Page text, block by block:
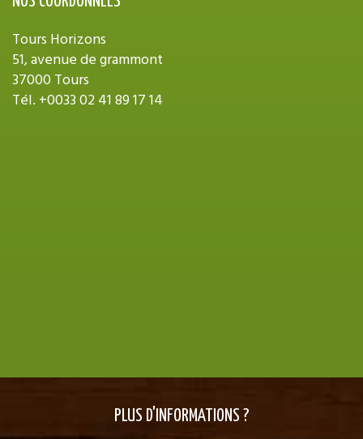
Tours Horizons
51, avenue de grammont
37000 Tours
Tél. +0033 02 41 89 17 14
PLUS D'INFORMATIONS ?